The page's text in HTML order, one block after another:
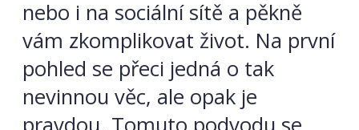
nebo i na sociální sítě a pěkně
vám zkomplikovat život. Na první
pohled se přeci jedná o tak
nevinnou věc, ale opak je